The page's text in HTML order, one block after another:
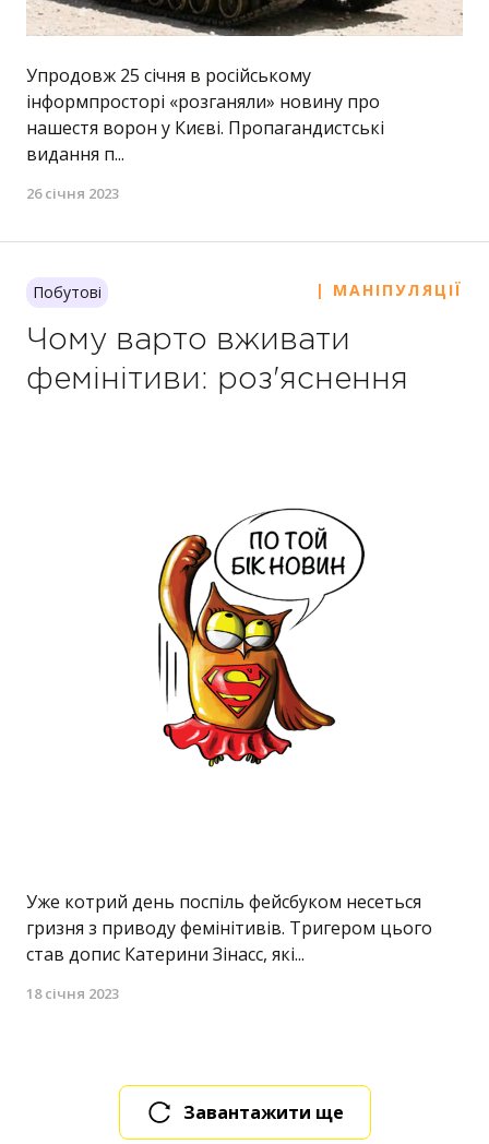
Упродовж 25 січня в російському
інформпросторі «розганяли» новину про
нашестя ворон у Києві. Пропагандистські
видання п...
26 січня 2023
Побутові | МАНІПУЛЯЦІЇ
Чому варто вживати
фемінітиви: роз'яснення
Уже котрий день поспіль фейсбуком несеться
гризня з приводу фемінітивів. Тригером цього
став допис Катерини Зінасс, які...
18 січня 2023
Завантажити ще